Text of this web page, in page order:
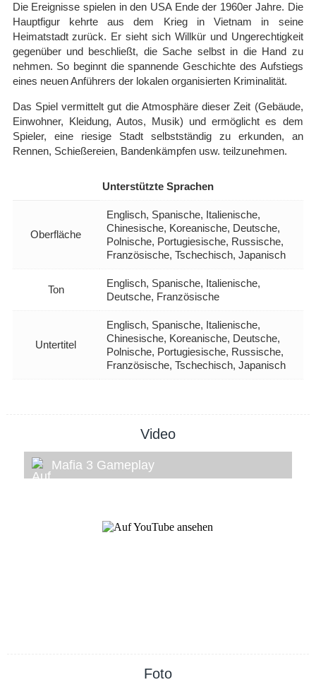
Die Ereignisse spielen in den USA Ende der 1960er Jahre. Die
Hauptfigur kehrte aus dem Krieg in Vietnam in seine
Heimatstadt zurück. Er sieht sich Willkür und Ungerechtigkeit
gegenüber und beschließt, die Sache selbst in die Hand zu
nehmen. So beginnt die spannende Geschichte des Aufstiegs
eines neuen Anführers der lokalen organisierten Kriminalität.
Das Spiel vermittelt gut die Atmosphäre dieser Zeit (Gebäude,
Einwohner, Kleidung, Autos, Musik) und ermöglicht es dem
Spieler, eine riesige Stadt selbstständig zu erkunden, an
Rennen, Schießereien, Bandenkämpfen usw. teilzunehmen.
Unterstützte Sprachen
Oberfläche
Englisch, Spanische, Italienische,
Chinesische, Koreanische, Deutsche,
Polnische, Portugiesische, Russische,
Französische, Tschechisch, Japanisch
Ton
Englisch, Spanische, Italienische,
Deutsche, Französische
Untertitel
Englisch, Spanische, Italienische,
Chinesische, Koreanische, Deutsche,
Polnische, Portugiesische, Russische,
Französische, Tschechisch, Japanisch
Video
Mafia 3 Gameplay
Foto